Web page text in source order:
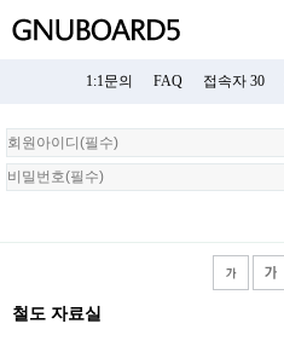
1:1문의 FAQ 접속자 30
회
원
로
철도 자료실